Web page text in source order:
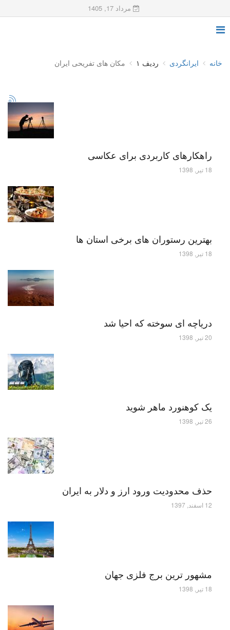
مرداد 17, 1405
خانه ایرانگردی ردیف ۱ مکان های تفریحی ایران
راهکارهای کاربردی برای عکاسی
18 تیر, 1398
بهترین رستوران های برخی استان ها
18 تیر, 1398
دریاچه ای سوخته که احیا شد
20 تیر, 1398
یک کوهنورد ماهر شوید
26 تیر, 1398
حذف محدودیت ورود ارز و دلار به ایران
12 اسفند, 1397
مشهور ترین برج فلزی جهان
18 تیر, 1398